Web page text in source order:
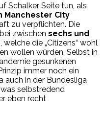
Schalker Seite tun, als
Manchester City
zu verpflichten. Die
zwischen sechs und
welche die „Citizens“ wohl
wollen würden. Selbst in
gesunkenen
immer noch ein
auch in der Bundesliga
selbstredend
eben recht